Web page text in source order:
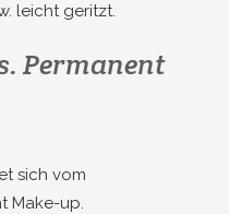
leicht geritzt.
Permanent
sich vom
Make-up.